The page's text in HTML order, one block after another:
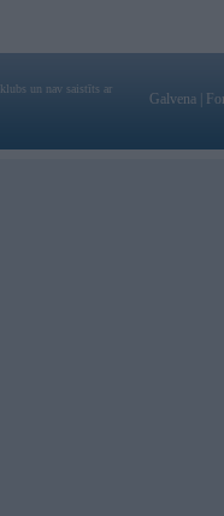
un nav saistīts ar
Galvena